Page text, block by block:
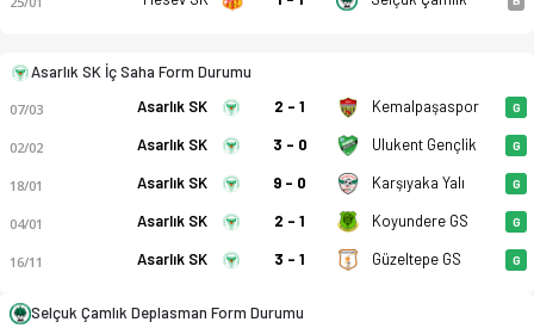
Asarlık SK İç Saha Form Durumu
07/03 Asarlık SK 2 - 1 Kemalpaşaspor G
02/02 Asarlık SK 3 - 0 Ulukent Gençlik G
18/01 Asarlık SK 9 - 0 Karşıyaka Yalı G
04/01 Asarlık SK 2 - 1 Koyundere GS G
16/11 Asarlık SK 3 - 1 Güzeltepe GS G
Selçuk Çamlık Deplasman Form Durumu